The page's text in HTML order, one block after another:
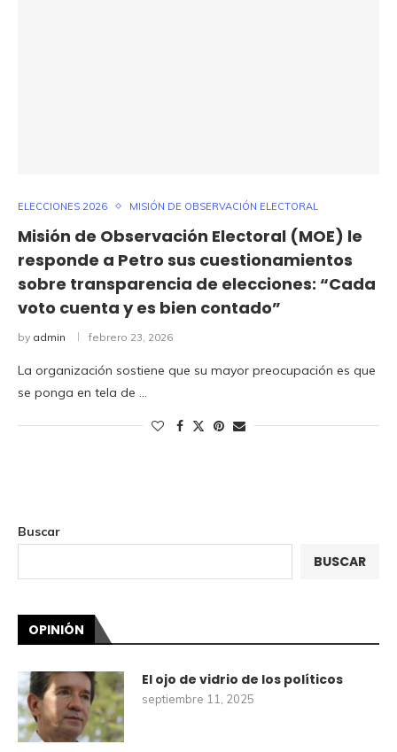
ELECCIONES 2026 MISIÓN DE OBSERVACIÓN ELECTORAL
Misión de Observación Electoral (MOE) le
responde a Petro sus cuestionamientos
sobre transparencia de elecciones: “Cada
voto cuenta y es bien contado”
by admin febrero 23, 2026
La organización sostiene que su mayor preocupación es que
se ponga en tela de …
Buscar
BUSCAR
OPINIÓN
El ojo de vidrio de los políticos
septiembre 11, 2025